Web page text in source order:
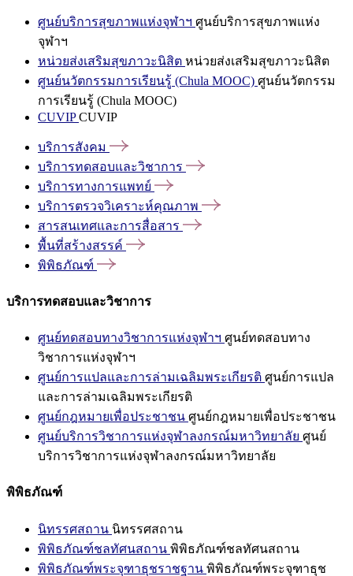
ศูนย์บริการสุขภาพแห่งจุฬาฯ ศูนย์บริการสุขภาพแห่ง
จุฬาฯ
หน่วยส่งเสริมสุขภาวะนิสิต หน่วยส่งเสริมสุขภาวะนิสิต
ศูนย์นวัตกรรมการเรียนรู้ (Chula MOOC) ศูนย์นวัตกรรม
การเรียนรู้ (Chula MOOC)
CUVIPCUVIP
บริการสังคม
บริการทดสอบและวิชาการ
บริการทางการแพทย์
บริการตรวจวิเคราะห์คุณภาพ
สารสนเทศและการสื่อสาร
พื้นที่สร้างสรรค์
พิพิธภัณฑ์
บริการทดสอบและวิชาการ
ศูนย์ทดสอบทางวิชาการแห่งจุฬาฯ ศูนย์ทดสอบทาง
วิชาการแห่งจุฬาฯ
ศูนย์การแปลและการล่ามเฉลิมพระเกียรติ ศูนย์การแปล
และการล่ามเฉลิมพระเกียรติ
ศูนย์กฎหมายเพื่อประชาชน ศูนย์กฎหมายเพื่อประชาชน
ศูนย์บริการวิชาการแห่งจุฬาลงกรณ์มหาวิทยาลัย ศูนย์
บริการวิชาการแห่งจุฬาลงกรณ์มหาวิทยาลัย
พิพิธภัณฑ์
นิทรรศสถาน นิทรรศสถาน
พิพิธภัณฑ์ชลทัศนสถาน พิพิธภัณฑ์ชลทัศนสถาน
พิพิธภัณฑ์พระจุฑาธุชราชฐาน พิพิธภัณฑ์พระจุฑาธุช